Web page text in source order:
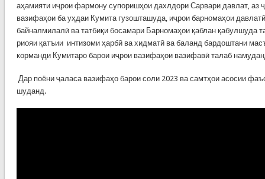
аҳамияти иҷрои фармону супоришҳои дахлдори Сарвари давлат, аз
вазифаҳои ба уҳдаи Кумита гузошташуда, иҷрои барномаҳои
байналмилалӣ ва татбиқи босамари Барномаҳои қаблан қабулшуда
риояи қатъии интизоми ҳарбӣ ва хидматӣ ва баланд бардоштани
корманди Кумитаро барои иҷрои вазифаҳои вазифавӣ талаб
Дар поёни ҷаласа вазифаҳо барои соли 2023 ва самтҳои асосии
шуданд.